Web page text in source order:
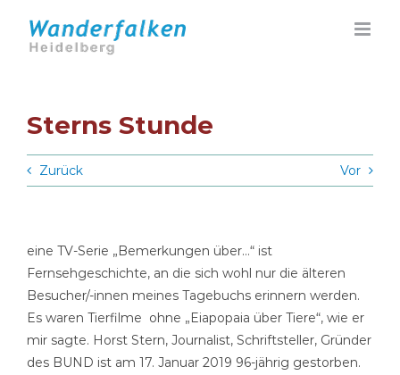
Inhalt
springen
Sterns Stunde
Zurück Vor
eine TV-Serie „Bemerkungen über…“ ist
Fernsehgeschichte, an die sich wohl nur die älteren
Besucher/-innen meines Tagebuchs erinnern werden.
Es waren Tierfilme ohne „Eiapopaia über Tiere“, wie er
mir sagte. Horst Stern, Journalist, Schriftsteller, Gründer
des BUND ist am 17. Januar 2019 96-jährig gestorben.